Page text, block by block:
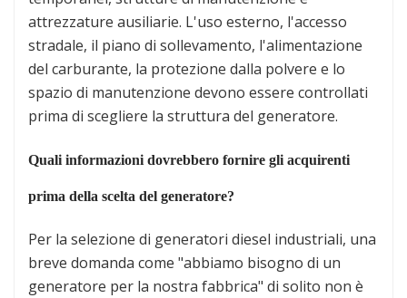
attrezzature ausiliarie. L'uso esterno, l'accesso
stradale, il piano di sollevamento, l'alimentazione
del carburante, la protezione dalla polvere e lo
spazio di manutenzione devono essere controllati
prima di scegliere la struttura del generatore.
Quali informazioni dovrebbero fornire gli acquirenti
prima della scelta del generatore?
Per la selezione di generatori diesel industriali, una
breve domanda come "abbiamo bisogno di un
generatore per la nostra fabbrica" di solito non è